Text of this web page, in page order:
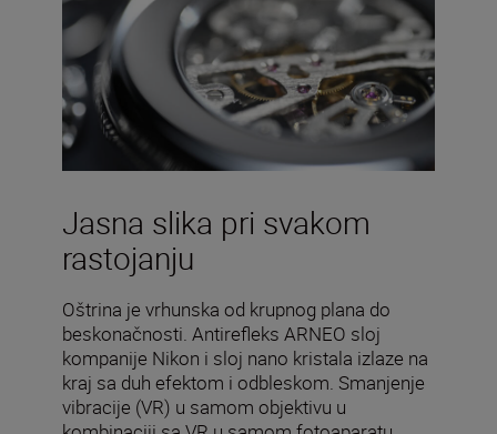
Jasna slika pri svakom
rastojanju
Oštrina je vrhunska od krupnog plana do
beskonačnosti. Antirefleks ARNEO sloj
kompanije Nikon i sloj nano kristala izlaze na
kraj sa duh efektom i odbleskom. Smanjenje
vibracije (VR) u samom objektivu u